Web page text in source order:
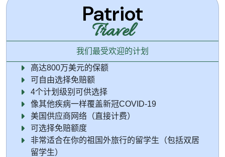
Patriot
Travel
我们最受欢迎的计划
高达800万美元的保额
可自由选择免赔额
4个计划级别可供选择
像其他疾病一样覆盖新冠COVID-19
美国供应商网络（直接计费）
可选择免赔额度
非常适合在你的祖国外旅行的留学生（包括双居
留学生）